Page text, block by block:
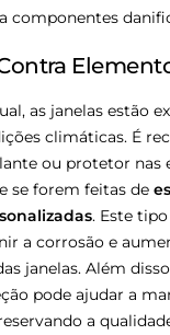
componentes
as janelas estão
climáticas. É
ou protetor nas
se forem feitas de
. Este
a corrosão e
janelas. Além
pode ajudar a
a